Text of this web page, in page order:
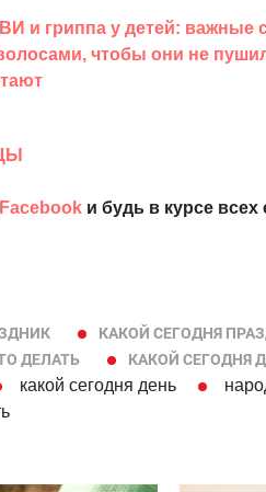
и гриппа у детей: важные
чтобы они не
Facebook и будь в курсе
КАКОЙ СЕГОДНЯ
ДЕЛАТЬ КАКОЙ СЕГОДНЯ
какой сегодня день